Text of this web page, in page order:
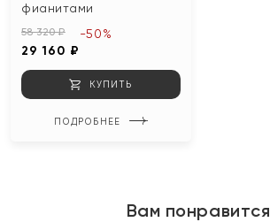
фианитами
58 320 ₽
29 160 ₽
-50%
КУПИТЬ
ПОДРОБНЕЕ
Вам понравится